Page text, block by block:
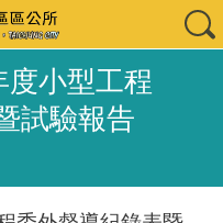
度小型工程
試驗報告